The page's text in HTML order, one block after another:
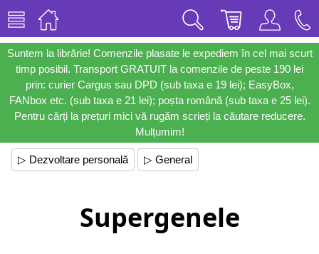
Suntem la librărie! Comenzile plasate le expediem în cel mai scurt
timp posibil. Transport GRATUIT la comenzile de peste 190 lei
prin: curier Cargus sau DPD (sub taxa e 19 lei); EasyBox,
FANbox etc. (sub taxa e 21 lei); poșta română (sub taxa e 25 lei).
Pentru cărți la prețuri mici vă rugăm scrieți la căutare reducere.
Mulțumim!
▷ Dezvoltare personală ▷ General
Supergenele